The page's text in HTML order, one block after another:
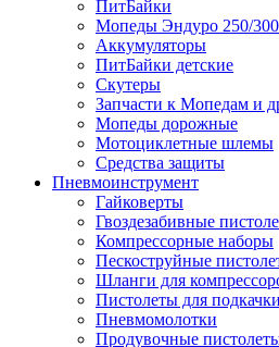
ПитБайки
Мопеды Эндуро 250/
Аккумуляторы
ПитБайки детские
Скутеры
Запчасти к Мопедам и
Мопеды дорожные
Мотоциклетные шлемы
Средства защиты
Пневмоинструмент
Гайковерты
Гвоздезабивные
Компрессорные наборы
Пескоструйные
Шланги для
Пистолеты для подкачки
Пневмомолотки
Продувочные